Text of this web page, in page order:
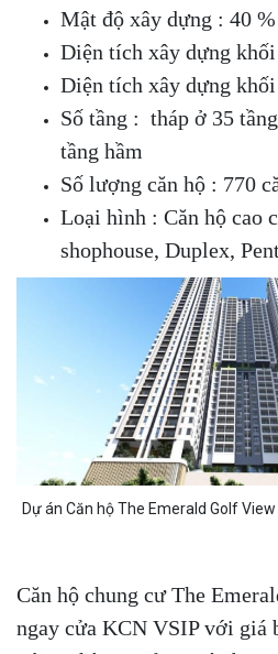
Mật độ xây dựng : 40 %
Diện tích xây dựng
Diện tích xây dựng
Số tầng : tháp ở 35
tầng hầm
Số lượng căn hộ : 770
Loại hình : Căn hộ cao
shophouse, Duplex,
Dự án Căn hộ The Emerald Golf
Căn hộ chung cư The
ngay cửa KCN VSIP với giá